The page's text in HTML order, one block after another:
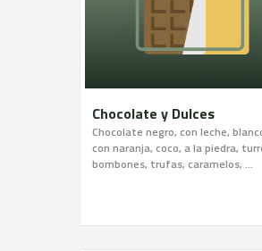
Chocolate y Dulces
Chocolate negro, con leche,
con naranja, coco, a la piedra,
bombones, trufas, caramelos, …